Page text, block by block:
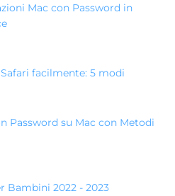
Mac con Password in
facilmente: 5 modi
Password su Mac con Metodi
Bambini 2022 - 2023